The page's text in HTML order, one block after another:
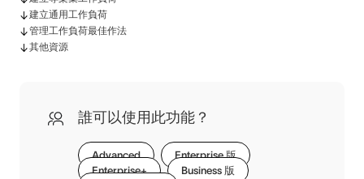
建立通用工作負荷
管理工作負荷最佳作法
其他資源
誰可以使用此功能？
Advanced
Enterprise 版
Enterprise+
Business 版